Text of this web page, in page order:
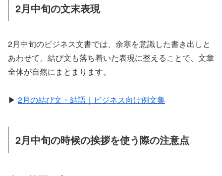
2月中旬の文末表現
2月中旬のビジネス文書では、余寒を意識した書き出しと
あわせて、結び文も落ち着いた表現に整えることで、文章
全体が自然にまとまります。
▶ 2月の結び文・結語｜ビジネス向け例文集
2月中旬の時候の挨拶を使う際の注意点